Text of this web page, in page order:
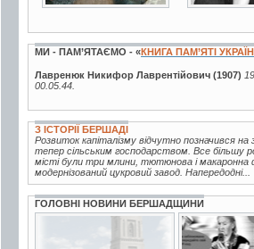
МИ - ПАМ’ЯТАЄМО - «КНИГА ПАМ’ЯТІ
Лавренюк Никифор Лаврентійович (1907)
00.05.44.
З ІСТОРІЇ БЕРШАДІ
Розвиток капіталізму відчутно позначився
тепер сільським господарством. Все більшу
місті були три млини, тютюнова і макаронна
модернізований цукровий завод. Напередодні...
ГОЛОВНІ НОВИНИ БЕРШАДЩИНИ